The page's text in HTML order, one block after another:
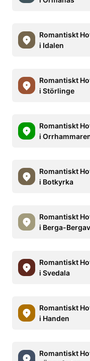
Romantiskt
i Idalen
Romantiskt
i Störlinge
Romantiskt
i
Romantiskt
i Botkyrka
Romantiskt
i Berga-
Romantiskt
i Svedala
Romantiskt
i Handen
Romantiskt